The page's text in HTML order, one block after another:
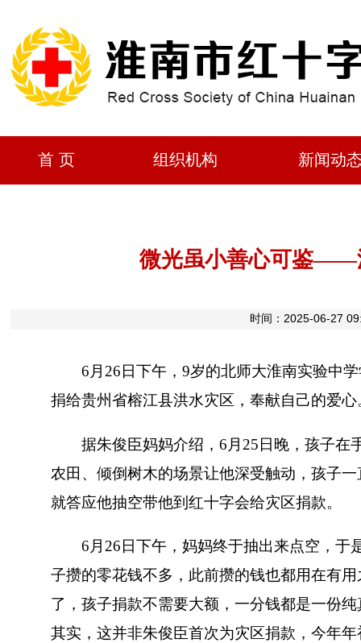
首 页 组织机构 新闻动
微光虽小善心可鉴——
时间：2025-06-27
6月26日下午，9岁的北师大淮南实验中学
捐给贵州省榕江县洪水灾区，奉献自己的爱心
据朱俊臣妈妈介绍，6月25日晚，孩子在
农田、倾倒树木的场景让他深受触动，孩子
就答应他抽空带他到红十字会给灾区捐款。
6月26日下午，妈妈终于抽出来点空，于
子攒的零花钱不多，此前攒的钱也都用在有
了，孩子捐款不需要大额，一分钱都是一份
其实，这并非朱俊臣首次为灾区捐款，今年